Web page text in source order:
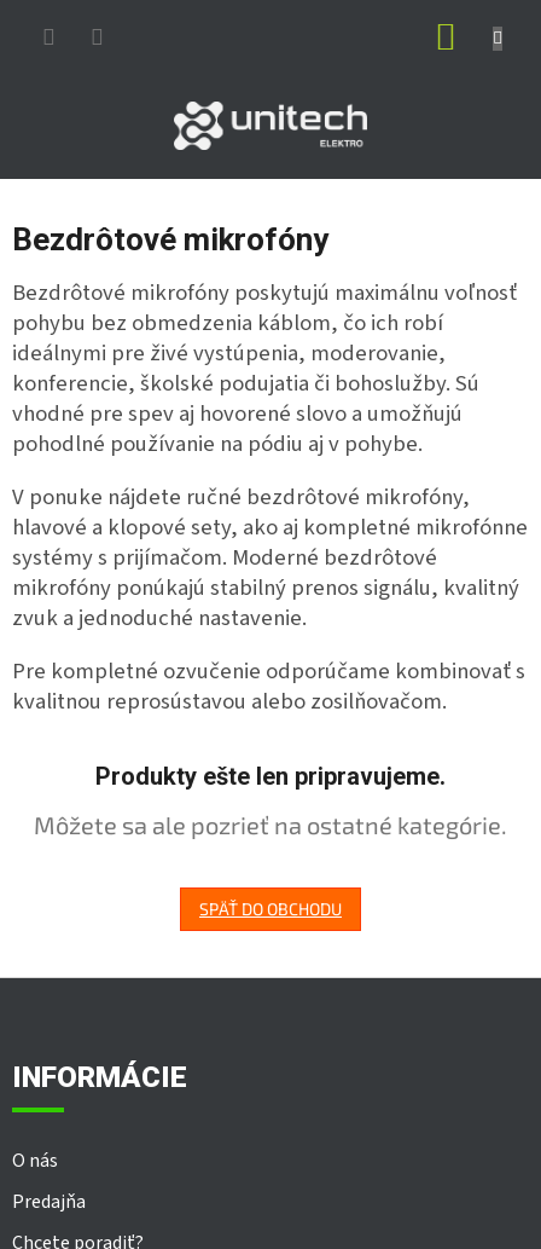
Bezdrôtové mikrofóny
Bezdrôtové mikrofóny poskytujú maximálnu voľnosť
pohybu bez obmedzenia káblom, čo ich robí
ideálnymi pre živé vystúpenia, moderovanie,
konferencie, školské podujatia či bohoslužby. Sú
vhodné pre spev aj hovorené slovo a umožňujú
pohodlné používanie na pódiu aj v pohybe.
V ponuke nájdete ručné bezdrôtové mikrofóny,
hlavové a klopové sety, ako aj kompletné mikrofónne
systémy s prijímačom. Moderné bezdrôtové
mikrofóny ponúkajú stabilný prenos signálu, kvalitný
zvuk a jednoduché nastavenie.
Pre kompletné ozvučenie odporúčame kombinovať s
kvalitnou reprosústavou alebo zosilňovačom.
Produkty ešte len pripravujeme.
Môžete sa ale pozrieť na ostatné kategórie.
SPÄŤ DO OBCHODU
INFORMÁCIE
O nás
Predajňa
Chcete poradiť?